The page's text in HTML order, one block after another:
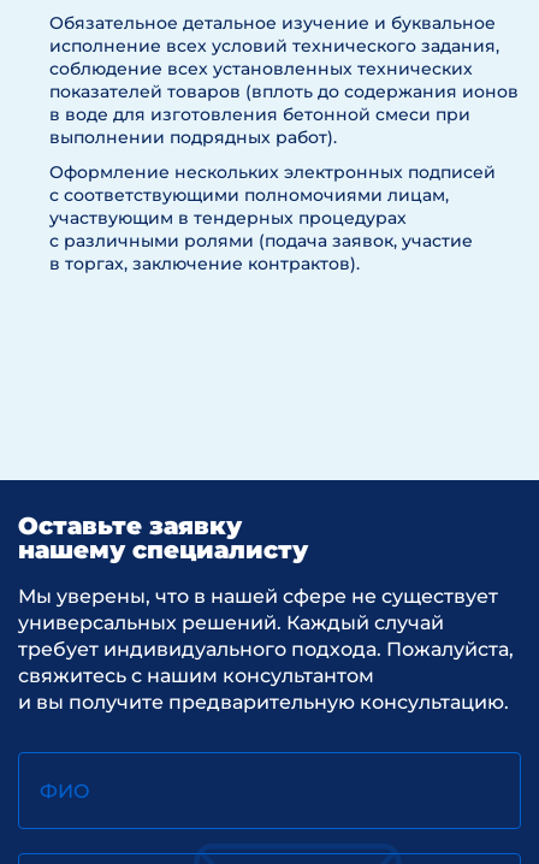
Обязательное детальное изучение и буквальное
исполнение всех условий технического задания,
соблюдение всех установленных технических
показателей товаров (вплоть до содержания ионов
в воде для изготовления бетонной смеси при
выполнении подрядных работ).
Оформление нескольких электронных подписей
с соответствующими полномочиями лицам,
участвующим в тендерных процедурах
с различными ролями (подача заявок, участие
в торгах, заключение контрактов).
Оставьте заявку
нашему специалисту
Мы уверены, что в нашей сфере не существует
универсальных решений. Каждый случай
требует индивидуального подхода. Пожалуйста,
свяжитесь с нашим консультантом
и вы получите предварительную консультацию.
ФИО